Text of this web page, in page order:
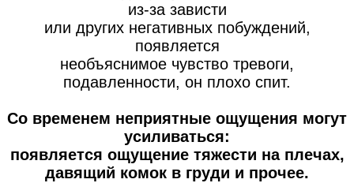
из-за зависти
или других негативных побуждений,
появляется
необъяснимое чувство тревоги,
подавленности, он плохо спит.
Со временем неприятные ощущения могут
усиливаться:
появляется ощущение тяжести на плечах,
давящий комок в груди и прочее.